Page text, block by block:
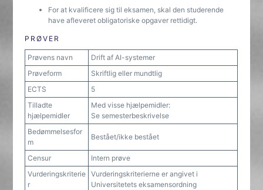
For at kvalificere sig til eksamen, skal den studerende
have afleveret obligatoriske opgaver rettidigt.
PRØVER
Prøvens navn
Drift af AI-systemer
Prøveform
Skriftlig eller mundtlig
ECTS
5
Tilladte
hjælpemidler
Med visse hjælpemidler:
Se semesterbeskrivelse
Bedømmelsesfor
m
Bestået/ikke bestået
Censur
Intern prøve
Vurderingskriterie
r
Vurderingskriterierne er angivet i
Universitetets eksamensordning